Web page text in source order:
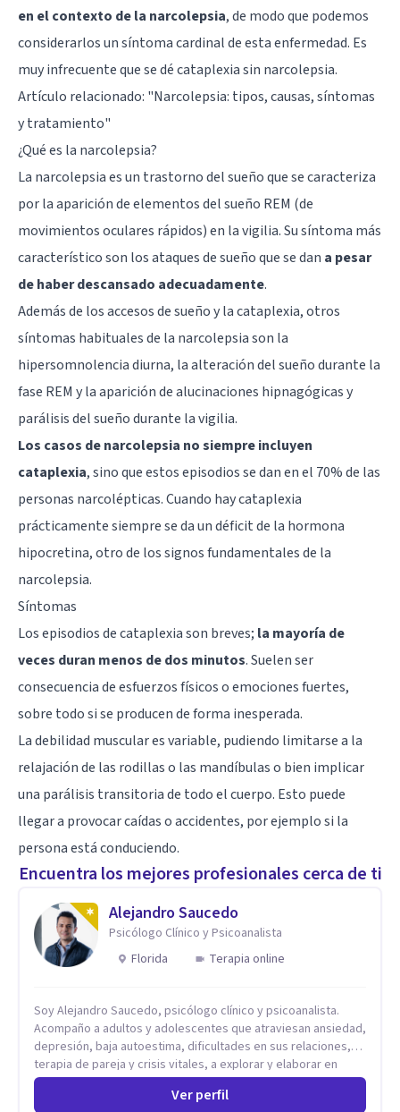
en el contexto de la narcolepsia, de modo que podemos
considerarlos un síntoma cardinal de esta enfermedad. Es
muy infrecuente que se dé cataplexia sin narcolepsia.
Artículo relacionado: "Narcolepsia: tipos, causas, síntomas
y tratamiento"
¿Qué es la narcolepsia?
La narcolepsia es un trastorno del sueño que se caracteriza
por la aparición de elementos del sueño REM (de
movimientos oculares rápidos) en la vigilia. Su síntoma más
característico son los ataques de sueño que se dan a pesar
de haber descansado adecuadamente.
Además de los accesos de sueño y la cataplexia, otros
síntomas habituales de la narcolepsia son la
hipersomnolencia diurna, la alteración del sueño durante la
fase REM y la aparición de alucinaciones hipnagógicas y
parálisis del sueño durante la vigilia.
Los casos de narcolepsia no siempre incluyen
cataplexia, sino que estos episodios se dan en el 70% de las
personas narcolépticas. Cuando hay cataplexia
prácticamente siempre se da un déficit de la hormona
hipocretina, otro de los signos fundamentales de la
narcolepsia.
Síntomas
Los episodios de cataplexia son breves; la mayoría de
veces duran menos de dos minutos. Suelen ser
consecuencia de esfuerzos físicos o emociones fuertes,
sobre todo si se producen de forma inesperada.
La debilidad muscular es variable, pudiendo limitarse a la
relajación de las rodillas o las mandíbulas o bien implicar
una parálisis transitoria de todo el cuerpo. Esto puede
llegar a provocar caídas o accidentes, por ejemplo si la
persona está conduciendo.
Encuentra los mejores profesionales cerca de ti
Alejandro Saucedo
Psicólogo Clínico y Psicoanalista
Florida
Terapia online
Soy Alejandro Saucedo, psicólogo clínico y psicoanalista.
Acompaño a adultos y adolescentes que atraviesan ansiedad,
depresión, baja autoestima, dificultades en sus relaciones,
terapia de pareja y crisis vitales, a explorar y elaborar en
profundidad los conflictos internos que generan malestar en
Ver perfil